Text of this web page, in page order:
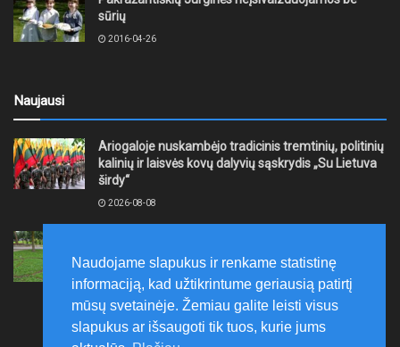
sūrių
2016-04-26
Naujausi
Ariogaloje nuskambėjo tradicinis tremtinių, politinių
kalinių ir laisvės kovų dalyvių sąskrydis „Su Lietuva
širdy“
2026-08-08
laikytis Kelių eismo taisyklių, tausoti aplinką
2026-08-08
Naudojame slapukus ir renkame statistinę
informaciją, kad užtikrintume geriausią patirtį
mūsų svetainėje. Žemiau galite leisti visus
slapukus ar išsaugoti tik tuos, kurie jums